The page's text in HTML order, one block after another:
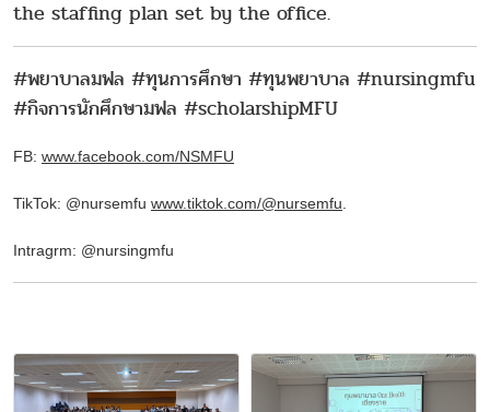
the staffing plan set by the office.
#พยาบาลมฟล #ทุนการศึกษา #ทุนพยาบาล #nursingmfu
#กิจการนักศึกษามฟล #scholarshipMFU
FB: www.facebook.com/NSMFU
TikTok: @nursemfu www.tiktok.com/@nursemfu
Intragrm: @nursingmfu